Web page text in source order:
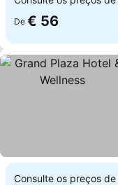
De € 56
Consulte os preços de